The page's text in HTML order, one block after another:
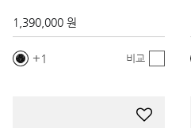
1,390,000 원
1 비교